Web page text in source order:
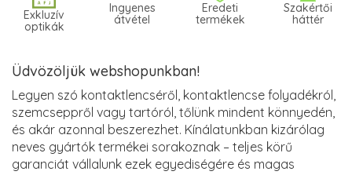
Exkluzív
optikák
Ingyenes
átvétel
Eredeti
termékek
Szakértői
háttér
Üdvözöljük webshopunkban!
Legyen szó kontaktlencséről, kontaktlencse folyadékról,
szemcseppről vagy tartóról, tőlünk mindent könnyedén,
és akár azonnal beszerezhet. Kínálatunkban kizárólag
neves gyártók termékei sorakoznak – teljes körű
garanciát vállalunk ezek egyediségére és magas